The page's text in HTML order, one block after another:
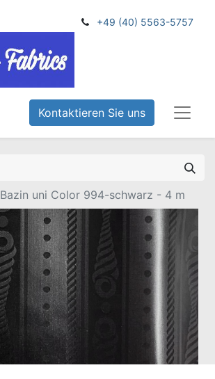
+49 (40) 5563-5757
Kontaktieren Sie uns
Bazin uni Color 994-schwarz - 4 m